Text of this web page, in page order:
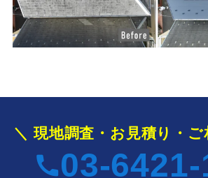
＼ 現地調査・お見積り・ご
03-